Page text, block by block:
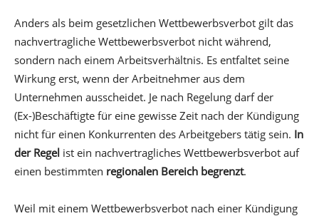
Anders als beim gesetzlichen Wettbewerbsverbot gilt das
nachvertragliche Wettbewerbsverbot nicht während,
sondern nach einem Arbeitsverhältnis. Es entfaltet seine
Wirkung erst, wenn der Arbeitnehmer aus dem
Unternehmen ausscheidet. Je nach Regelung darf der
(Ex-)Beschäftigte für eine gewisse Zeit nach der Kündigung
nicht für einen Konkurrenten des Arbeitgebers tätig sein. In
der Regel ist ein nachvertragliches Wettbewerbsverbot auf
einen bestimmten regionalen Bereich begrenzt.
Weil mit einem Wettbewerbsverbot nach einer Kündigung